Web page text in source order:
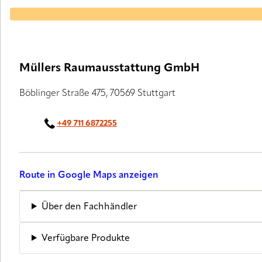
Müllers Raumausstattung GmbH
Böblinger Straße 475, 70569 Stuttgart
+49 711 6872255
Route in Google Maps anzeigen
Über den Fachhändler
Verfügbare Produkte